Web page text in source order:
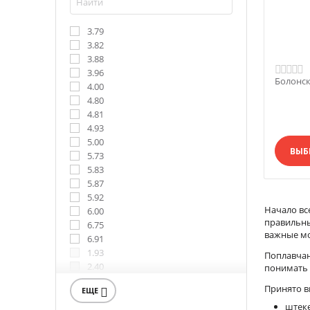
3.79
3.82
3.88
3.96
4.00
4.80
4.81
4.93
5.00
5.73
5.83
5.87
5.92
6.00
6.75
6.91
1.93
2.40
2.46
2.70
ЕЩЕ 
Начало
важные
понимать
Принято